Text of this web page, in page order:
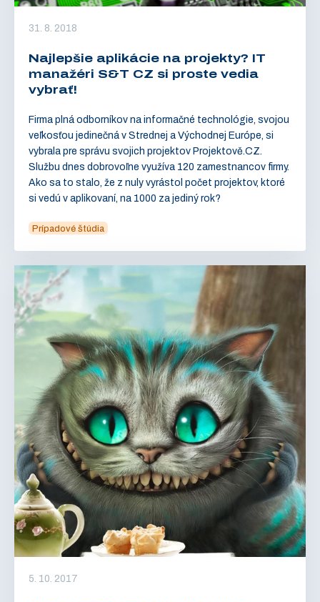
31. 8. 2018
Najlepšie aplikácie na projekty? IT
manažéri S&T CZ si proste vedia
vybrať!
Firma plná odborníkov na informačné technológie, svojou
veľkosťou jedinečná v Strednej a Východnej Európe, si
vybrala pre správu svojich projektov Projektově.CZ.
Službu dnes dobrovoľne využíva 120 zamestnancov firmy.
Ako sa to stalo, že z nuly vyrástol počet projektov, ktoré
si vedú v aplikovaní, na 1000 za jediný rok?
Prípadové štúdia
5. 10. 2017